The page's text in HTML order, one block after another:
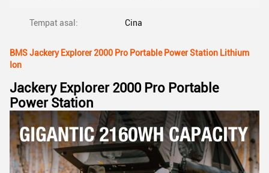
Tempat asal: Cina
BMS Jackery Explorer 2000 Pro Portable Power Station Lithium
Ion
Jackery Explorer 2000 Pro Portable
Power Station